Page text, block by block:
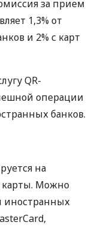
за прием
1,3% от
и 2% с карт
QR-
операции
банков.
на
карты. Можно
иностранных